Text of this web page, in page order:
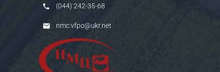
(044) 242-35-68
nmc.vfpo@ukr.net